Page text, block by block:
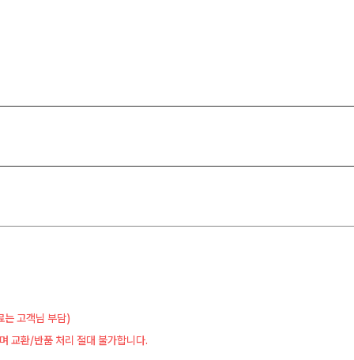
고객님 부담)
교환/반품 처리 절대 불가합니다.